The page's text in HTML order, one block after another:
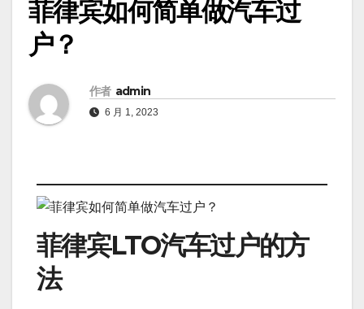
菲律宾如何简单做汽车过
户？
作者 admin
6 月 1, 2023
菲律宾LTO汽车过户的方
法